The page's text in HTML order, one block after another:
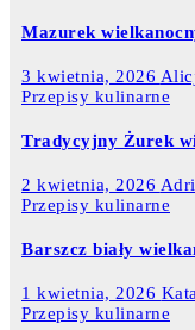
Mazurek
3 kwietnia, 2026
Przepisy kulinarne
Tradycyjny Żurek
2 kwietnia, 2026
Przepisy kulinarne
Barszcz biały
1 kwietnia, 2026
Przepisy kulinarne